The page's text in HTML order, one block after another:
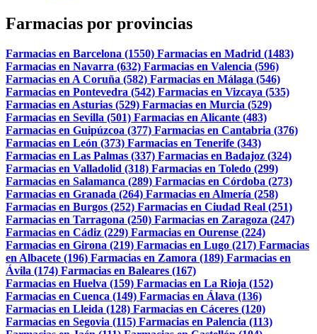
Farmacias por provincias
Farmacias en Barcelona (1550) Farmacias en Madrid (1483)
Farmacias en Navarra (632) Farmacias en Valencia (596)
Farmacias en A Coruña (582) Farmacias en Málaga (546)
Farmacias en Pontevedra (542) Farmacias en Vizcaya (535)
Farmacias en Asturias (529) Farmacias en Murcia (529)
Farmacias en Sevilla (501) Farmacias en Alicante (483)
Farmacias en Guipúzcoa (377) Farmacias en Cantabria (376)
Farmacias en León (373) Farmacias en Tenerife (343)
Farmacias en Las Palmas (337) Farmacias en Badajoz (324)
Farmacias en Valladolid (318) Farmacias en Toledo (299)
Farmacias en Salamanca (289) Farmacias en Córdoba (273)
Farmacias en Granada (264) Farmacias en Almería (258)
Farmacias en Burgos (252) Farmacias en Ciudad Real (251)
Farmacias en Tarragona (250) Farmacias en Zaragoza (247)
Farmacias en Cádiz (229) Farmacias en Ourense (224)
Farmacias en Girona (219) Farmacias en Lugo (217) Farmacias
en Albacete (196) Farmacias en Zamora (189) Farmacias en
Ávila (174) Farmacias en Baleares (167)
Farmacias en Huelva (159) Farmacias en La Rioja (152)
Farmacias en Cuenca (149) Farmacias en Álava (136)
Farmacias en Lleida (128) Farmacias en Cáceres (120)
Farmacias en Segovia (115) Farmacias en Palencia (113)